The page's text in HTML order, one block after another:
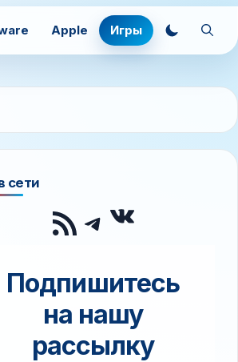
Apple Игры
сети
RSS-лента
Telegram
Подпишитесь
на нашу
рассылку